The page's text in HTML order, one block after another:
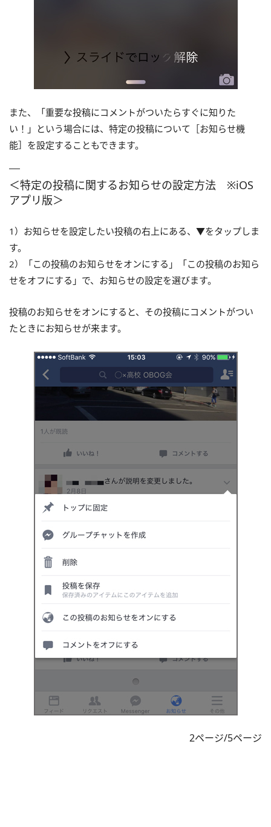
また、「重要な投稿にコメントがついたらすぐに知りた
い！」という場合には、特定の投稿について［お知らせ機
能］を設定することもできます。
＜特定の投稿に関するお知らせの設定方法 ※iOS
アプリ版＞
1）お知らせを設定したい投稿の右上にある、▼をタップしま
す。
2）「この投稿のお知らせをオンにする」「この投稿のお知ら
せをオフにする」で、お知らせの設定を選びます。
投稿のお知らせをオンにすると、その投稿にコメントがつい
たときにお知らせが来ます。
2ページ/5ページ